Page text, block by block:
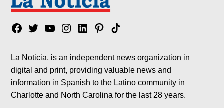
Facebook
TwitterYouTubeInstagram
LinkedinPinterest
Tik
La Noticia, is an independent news organization in
digital and print, providing valuable news and
information in Spanish to the Latino community in
Charlotte and North Carolina for the last 28 years.